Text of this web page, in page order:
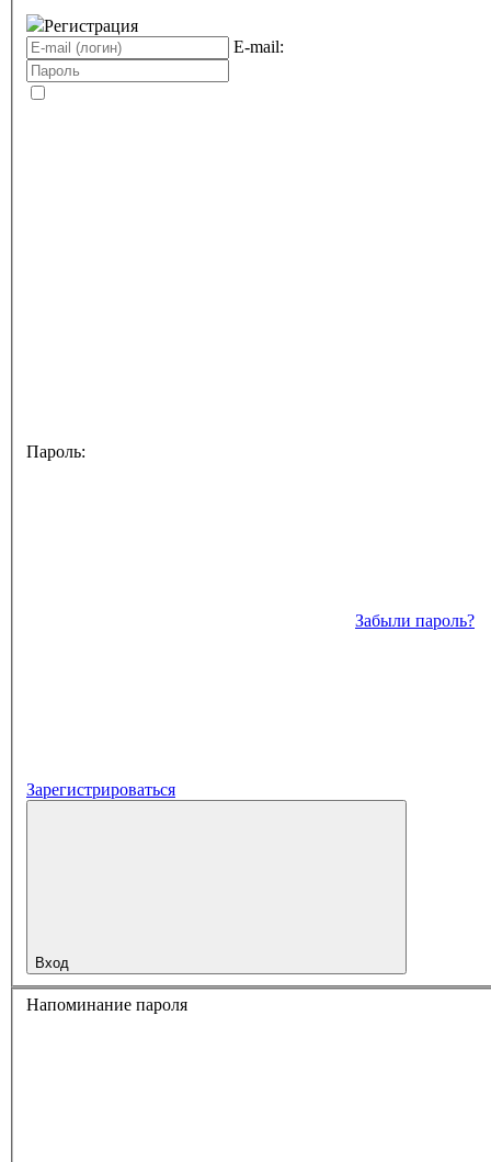
Регистрация
E-mail:
Пароль:
Забыли пароль?
Зарегистрироваться
Вход
Напоминание пароля